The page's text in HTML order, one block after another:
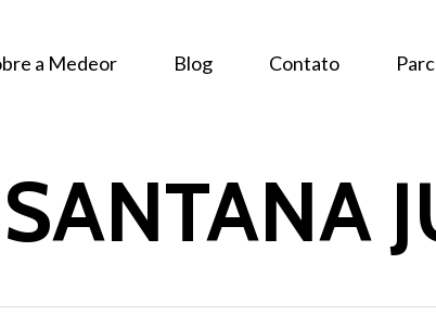
a Medeor Blog Contato